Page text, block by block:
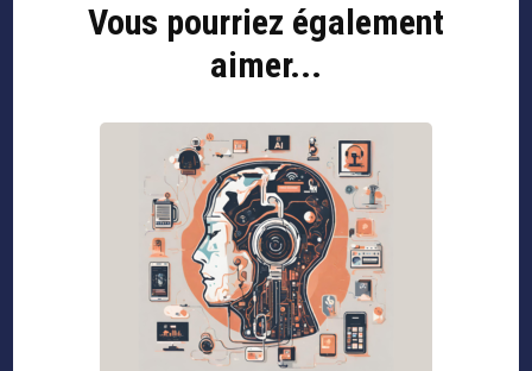
Vous pourriez également
aimer...